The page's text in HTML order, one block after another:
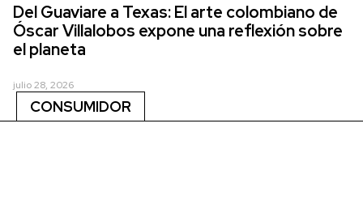
Del Guaviare a Texas: El arte colombiano de
Óscar Villalobos expone una reflexión sobre
el planeta
julio 28, 2026
CONSUMIDOR